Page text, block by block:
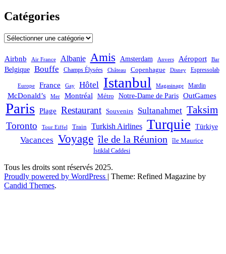
Catégories
Catégories
Airbnb Air France Albanie Amis Amsterdam Anvers Aéroport Bar
Belgique Bouffe Champs Élysées Château Copenhague Disney Espressolab
Europe France Gay Hôtel Istanbul Magasinage Mardin
McDonald’s Mer Montréal Métro Notre-Dame de Paris OutGames
Paris Plage Restaurant Souvenirs Sultanahmet Taksim
Toronto Tour Eiffel Train Turkish Airlines Turquie Türkiye
Vacances Voyage île de la Réunion
île Maurice
İstiklal Caddesi
Tous les droits sont réservés 2025.
Proudly powered by WordPress | Theme: Refined Magazine by
Candid Themes.